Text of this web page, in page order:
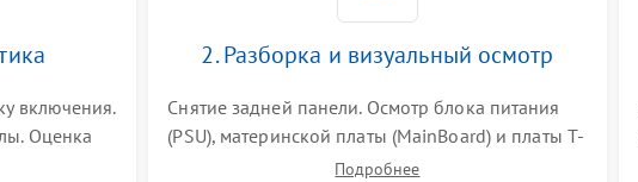
включения.
Оценка
2. Разборка и визуальный осмотр
Снятие задней панели. Осмотр блока питания
(PSU), материнской платы (MainBoard) и платы T-
Con на вздутые конденсаторы, прогары,
Подробнее